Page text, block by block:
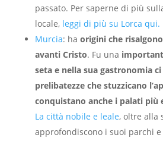
passato. Per saperne di più
locale, leggi di più su Lorca qui.
Murcia: ha origini che
avanti Cristo. Fu una
seta e nella sua gastronomia
prelibatezze che stuzzicano
conquistano anche i palati più
La città nobile e leale, oltre alla
approfondiscono i suoi parchi